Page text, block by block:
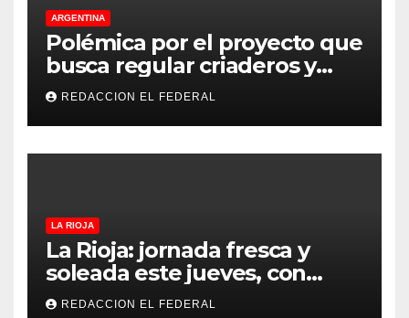
ARGENTINA
Polémica por el proyecto que
busca regular criaderos y
refugios de perros y gatos:
denuncian excesos, mientras
proteccionistas reclaman
controles más duros
REDACCION EL FEDERAL
LA RIOJA
La Rioja: jornada fresca y
soleada este jueves, con
temperaturas estables para
REDACCION EL FEDERAL